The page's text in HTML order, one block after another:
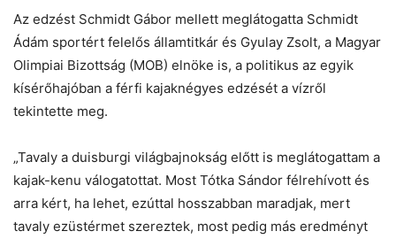
Az edzést Schmidt Gábor mellett meglátogatta Schmidt
Ádám sportért felelős államtitkár és Gyulay Zsolt, a Magyar
Olimpiai Bizottság (MOB) elnöke is, a politikus az egyik
kísérőhajóban a férfi kajaknégyes edzését a vízről
tekintette meg.
„Tavaly a duisburgi világbajnokság előtt is meglátogattam a
kajak-kenu válogatottat. Most Tótka Sándor félrehívott és
arra kért, ha lehet, ezúttal hosszabban maradjak, mert
tavaly ezüstérmet szereztek, most pedig más eredményt